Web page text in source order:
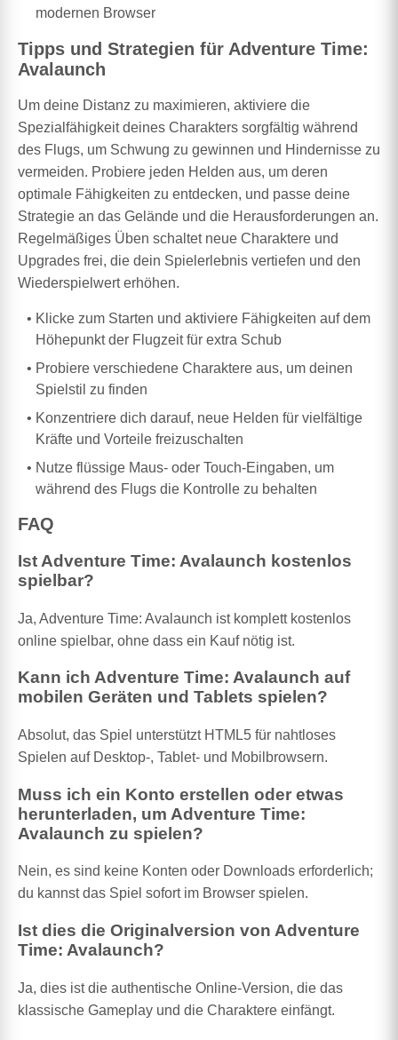
modernen Browser
Tipps und Strategien für Adventure Time:
Avalaunch
Um deine Distanz zu maximieren, aktiviere die
Spezialfähigkeit deines Charakters sorgfältig während
des Flugs, um Schwung zu gewinnen und Hindernisse zu
vermeiden. Probiere jeden Helden aus, um deren
optimale Fähigkeiten zu entdecken, und passe deine
Strategie an das Gelände und die Herausforderungen an.
Regelmäßiges Üben schaltet neue Charaktere und
Upgrades frei, die dein Spielerlebnis vertiefen und den
Wiederspielwert erhöhen.
Klicke zum Starten und aktiviere Fähigkeiten auf dem
Höhepunkt der Flugzeit für extra Schub
Probiere verschiedene Charaktere aus, um deinen
Spielstil zu finden
Konzentriere dich darauf, neue Helden für vielfältige
Kräfte und Vorteile freizuschalten
Nutze flüssige Maus- oder Touch-Eingaben, um
während des Flugs die Kontrolle zu behalten
FAQ
Ist Adventure Time: Avalaunch kostenlos
spielbar?
Ja, Adventure Time: Avalaunch ist komplett kostenlos
online spielbar, ohne dass ein Kauf nötig ist.
Kann ich Adventure Time: Avalaunch auf
mobilen Geräten und Tablets spielen?
Absolut, das Spiel unterstützt HTML5 für nahtloses
Spielen auf Desktop-, Tablet- und Mobilbrowsern.
Muss ich ein Konto erstellen oder etwas
herunterladen, um Adventure Time:
Avalaunch zu spielen?
Nein, es sind keine Konten oder Downloads erforderlich;
du kannst das Spiel sofort im Browser spielen.
Ist dies die Originalversion von Adventure
Time: Avalaunch?
Ja, dies ist die authentische Online-Version, die das
klassische Gameplay und die Charaktere einfängt.